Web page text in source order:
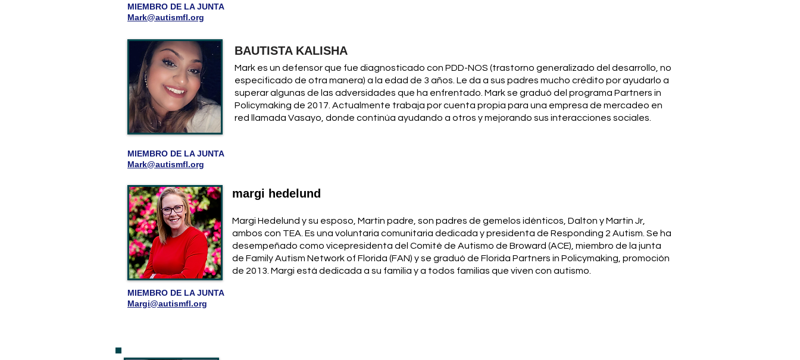
MIEMBRO DE LA JUNTA
Mark@autismfl.org
MIEMBRO DE LA JUNTA
Mark@autismfl.org
BAUTISTA KALISHA
Mark es un defensor que fue diagnosticado con PDD-NOS (trastorno generalizado del desarrollo, no
especificado de otra manera) a la edad de 3 años. Le da a sus padres mucho crédito por ayudarlo a
superar algunas de las adversidades que ha enfrentado. Mark se graduó del programa Partners in
Policymaking de 2017. Actualmente trabaja por cuenta propia para una empresa de mercadeo en
red llamada Vasayo, donde continúa ayudando a otros y mejorando sus interacciones sociales.
margi hedelund
Margi Hedelund y su esposo, Martin padre, son padres de gemelos idénticos, Dalton y Martin Jr,
ambos con TEA. Es una voluntaria comunitaria dedicada y presidenta de Responding 2 Autism. Se ha
desempeñado como vicepresidenta del Comité de Autismo de Broward (ACE), miembro de la junta
de Family Autism Network of Florida (FAN) y se graduó de Florida Partners in Policymaking, promoción
de 2013. Margi está dedicada a su familia y a todos familias que viven con autismo.
MIEMBRO DE LA JUNTA
Margi@autismfl.org